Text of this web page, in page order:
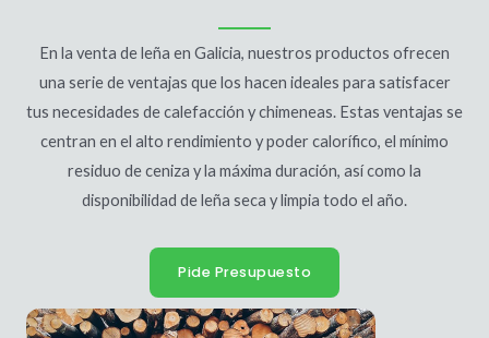
En la venta de leña en Galicia, nuestros productos ofrecen
una serie de ventajas que los hacen ideales para satisfacer
tus necesidades de calefacción y chimeneas. Estas ventajas se
centran en el alto rendimiento y poder calorífico, el mínimo
residuo de ceniza y la máxima duración, así como la
disponibilidad de leña seca y limpia todo el año.
Pide Presupuesto